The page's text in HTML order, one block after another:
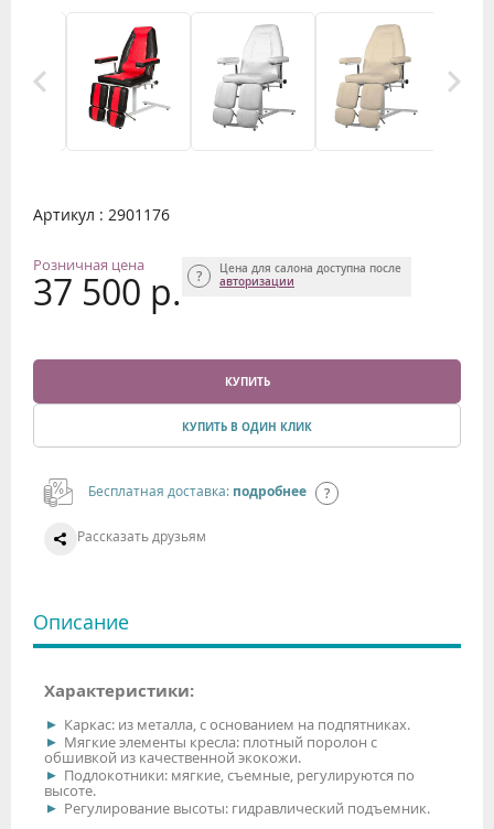
Артикул : 2901176
Розничная цена
37 500 р.
Цена для салона доступна после
авторизации
КУПИТЬ
КУПИТЬ В ОДИН КЛИК
Бесплатная доставка: подробнее
Рассказать друзьям
Описание
Характеристики:
Каркас: из металла, с основанием на подпятниках.
Мягкие элементы кресла: плотный поролон с
обшивкой из качественной экокожи.
Подлокотники: мягкие, съемные, регулируются по
высоте.
Регулирование высоты: гидравлический подъемник.